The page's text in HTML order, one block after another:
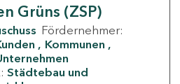
Grüns (ZSP)
Fördernehmer:
Kommunen
Städtebau und